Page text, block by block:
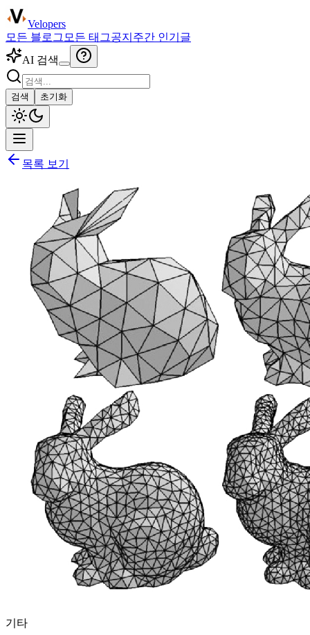
Velopers
모든 블로그 모든 태그공지 주간 인기글
AI 검색
검색 초기화
목록 보기
기타